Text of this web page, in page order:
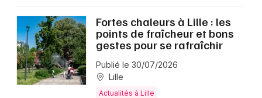
Fortes chaleurs à Lille : les
points de fraîcheur et bons
gestes pour se rafraîchir
Publié le 30/07/2026
Lille
Actualités à Lille